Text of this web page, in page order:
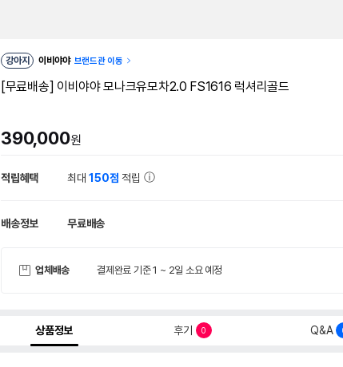
강아지 이비야야 브랜드관 이동
[무료배송] 이비야야 모나크유모차2.0 FS1616 럭셔리골드
390,000원
적립혜택 최대150점 적립
배송정보 무료배송
업체배송 결제완료 기준 1 ~ 2일 소요 예정
상품정보 후기 0 Q&A